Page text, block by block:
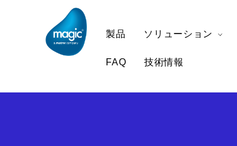
製品 ソリューション
FAQ 技術情報